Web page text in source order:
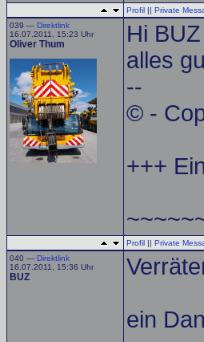
Profil || Private
039 — Direktlink
16.07.2011, 15:23 Uhr
Oliver Thum
Hi
alles
--
© -
+++
Profil || Private
040 — Direktlink
16.07.2011, 15:36 Uhr
BUZ
ein